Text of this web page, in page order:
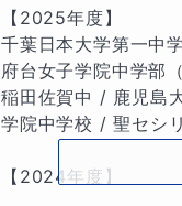
「何でも知っていて
そうしたお声をこれ
「質の高い理解」×
この両輪をしっかり
ます。
【2025年度】
千葉日本大学第一中
府台女子学院中学部
稲田佐賀中 / 鹿児島
学院中学校 / 聖セシ
【2024年度】